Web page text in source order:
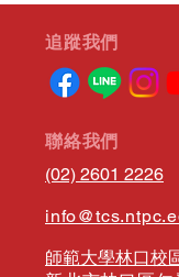
​追蹤我們
​聯絡我們
(02) 2601 2226
師範大學林口校